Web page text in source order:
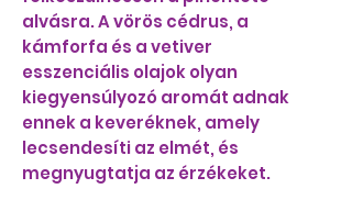
alvásra. A vörös cédrus, a
kámforfa és a vetiver
esszenciális olajok olyan
kiegyensúlyozó aromát adnak
ennek a keveréknek, amely
lecsendesíti az elmét, és
megnyugtatja az érzékeket.